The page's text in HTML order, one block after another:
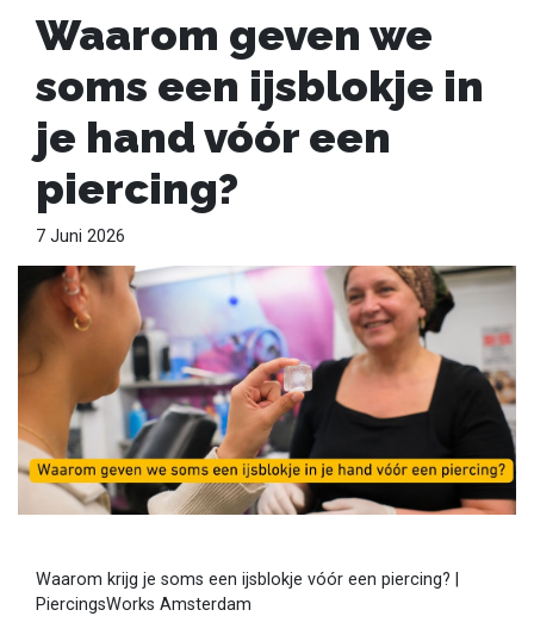
Waarom geven we
soms een ijsblokje in
je hand vóór een
piercing?
7 Juni 2026
Waarom krijg je soms een ijsblokje vóór een piercing? |
PiercingsWorks Amsterdam